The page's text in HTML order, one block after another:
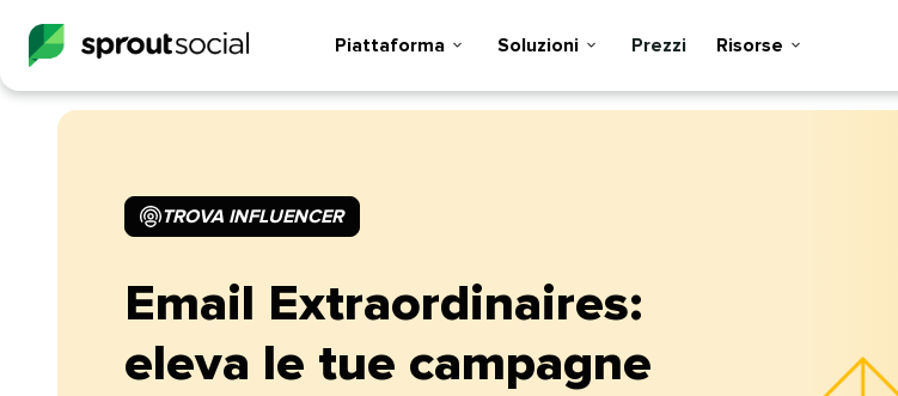
Piattaforma​​ Soluzioni​​ Prezzi​​ Risorse​​
TROVA INFLUENCER​​
Email Extraordinaires:
eleva le tue campagne